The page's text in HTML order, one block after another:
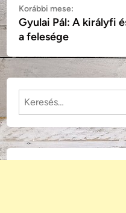
Bejegyzés
navigáció
Korábbi mese:
mese:
Gyulai Pál: A királyfi
a felesége
Keresés: